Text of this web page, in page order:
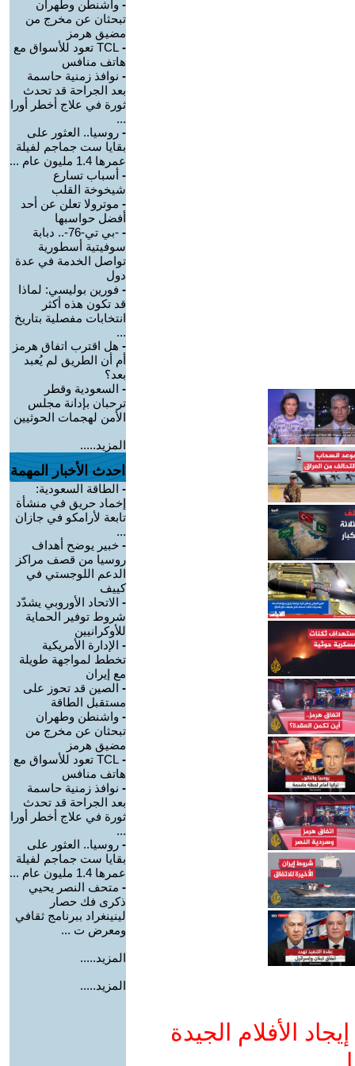
الأفلام الجيدة
- واشنطن وطهران
تبحثان عن مخرج من
مضيق هرمز
-
TCL تعود للأسواق مع
هاتف منافس
- نوافذ زمنية حاسمة
بعد الجراحة قد تحدث
ثورة في علاج أخطر أورا
...
- روسيا.. العثور على
بقايا ست جماجم لفيلة
عمرها 1.4 مليون عام ...
- أسباب تسارع
شيخوخة القلب
- موترولا تعلن عن أحد
أفضل حواسبها
-
-بي تي-76-.. دبابة
سوفيتية أسطورية
تواصل الخدمة في عدة
دول
- فورين بوليسي: لماذا
قد تكون هذه أكثر
انتخابات مفصلية بتاريخ
...
- هل اقترب اتفاق هرمز
أم أن الطريق لم يُعبد
بعد؟
- السعودية وقطر
ترحبان بإدانة مجلس
الأمن لهجمات الحوثيين
المزيد.....
احدث الأخبار المهمة
- الطاقة السعودية:
إخماد حريق في منشأة
تابعة لأرامكو في جازان
...
- خبير يوضح أهداف
روسيا من قصف مراكز
الدعم اللوجستي في
كييف
- الاتحاد الأوروبي يشدّد
شروط توفير الحماية
للأوكرانيين
- الإدارة الأمريكية
تخطط لمواجهة طويلة
مع إيران
- الصين قد تحوز على
مستقبل الطاقة
- واشنطن وطهران
تبحثان عن مخرج من
مضيق هرمز
-
TCL تعود للأسواق مع
هاتف منافس
- نوافذ زمنية حاسمة
بعد الجراحة قد تحدث
ثورة في علاج أخطر أورا
...
- روسيا.. العثور على
بقايا ست جماجم لفيلة
عمرها 1.4 مليون عام ...
- متحف النصر يحيي
ذكرى فك حصار
لينينغراد ببرنامج ثقافي
ومعرض ت ...
المزيد.....
المزيد.....